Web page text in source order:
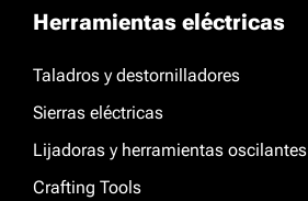
Herramientas eléctricas
Taladros y destornilladores
Sierras eléctricas
Lijadoras y herramientas oscilantes
Crafting Tools